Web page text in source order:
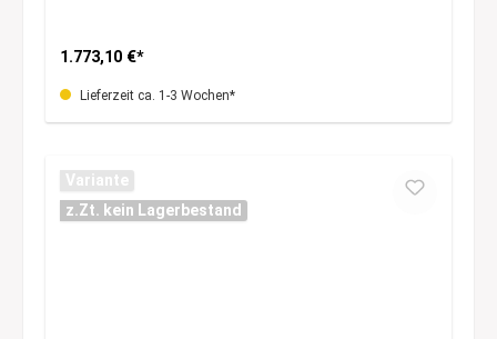
1.773,10 €*
Lieferzeit ca. 1-3 Wochen*
Variante
z.Zt. kein Lagerbestand